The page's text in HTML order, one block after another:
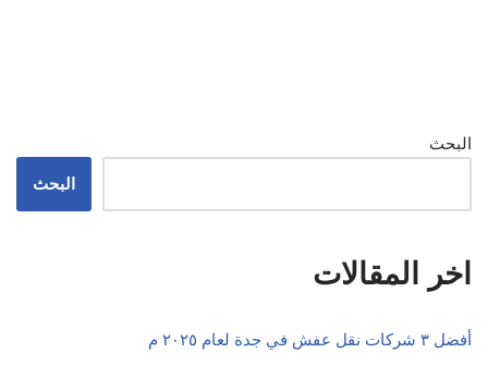
البحث
البحث
اخر المقالات
أفضل ٣ شركات نقل عفش في جدة لعام ٢٠٢٥ م